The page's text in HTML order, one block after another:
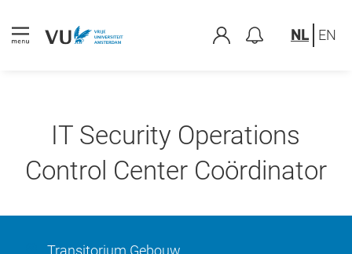
NL EN
IT Security Operations
Control Center Coördinator
Transitorium Gebouw